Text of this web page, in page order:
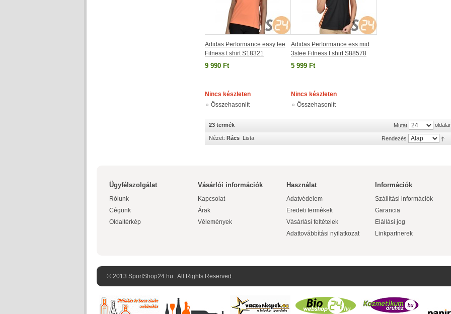
Adidas Performance easy tee
Fitness t shirt S18321
9 990 Ft
Nincs készleten
Összehasonlít
Adidas Performance ess mid
3stee Fitness t shirt S88578
5 999 Ft
Nincs készleten
Összehasonlít
23 termék Mutat
Nézet: Rács Lista Rendezés
Ügyfélszolgálat
Rólunk
Cégünk
Oldaltérkép
Vásárlói információk
Kapcsolat
Árak
Vélemények
Használat
Adatvédelem
Eredeti termékek
Vásárlási feltételek
Adattovábbítási nyilatkozat
Információk
Szállítási információk
Garancia
Elállási jog
Linkpartnerek
© 2013 SportShop24.hu . All Rights Reserved.